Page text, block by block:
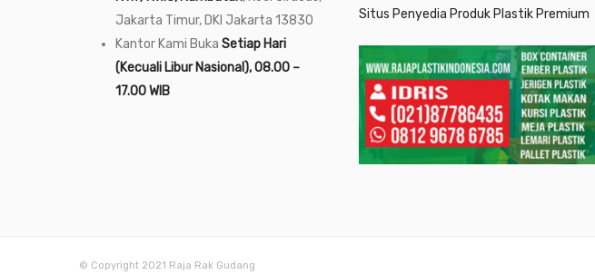
Jakarta Timur, DKI Jakarta 13830
Kantor Kami Buka Setiap Hari
(Kecuali Libur Nasional), 08.00 –
17.00 WIB
Situs Penyedia Produk Plastik Premium
© Copyright 2021 Raja Rak Gudang